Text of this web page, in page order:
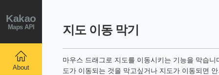
Kakao
Maps API
About
지도 이동 막기
마우스 드래그로 지도를 이동시키는 기능을 막습
도가 이동되는 것을 막고싶거나 지도가 이동되면